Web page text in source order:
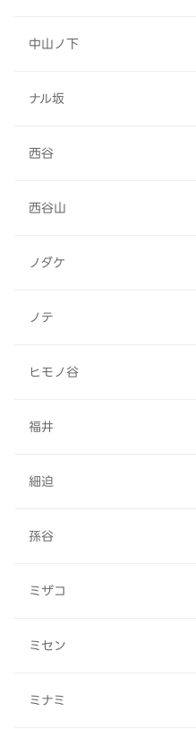
中山ノ下
ナル坂
西谷
西谷山
ノダケ
ノテ
ヒモノ谷
福井
細迫
孫谷
ミザコ
ミセン
ミナミ